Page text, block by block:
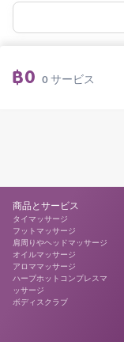
฿0 0サービス
商品とサービス
タイマッサージ
フットマッサージ
肩周りやヘッドマッサージ
オイルマッサージ
アロママッサージ
ハーブホットコンプレスマ
ッサージ
ボディスクラブ